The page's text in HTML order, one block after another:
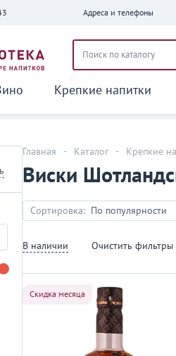
Адреса и телефоны
Крепкие напитки
Главная - Каталог - Крепкие
Виски
Сортировка: По популярности
В наличии очиcтить фильтры
Скидка месяца